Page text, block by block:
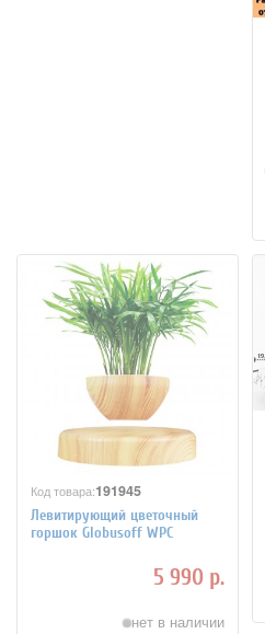
Код товара:191945
Левитирующий цветочный
горшок Globusoff WPC
5 990 р.
нет в наличии